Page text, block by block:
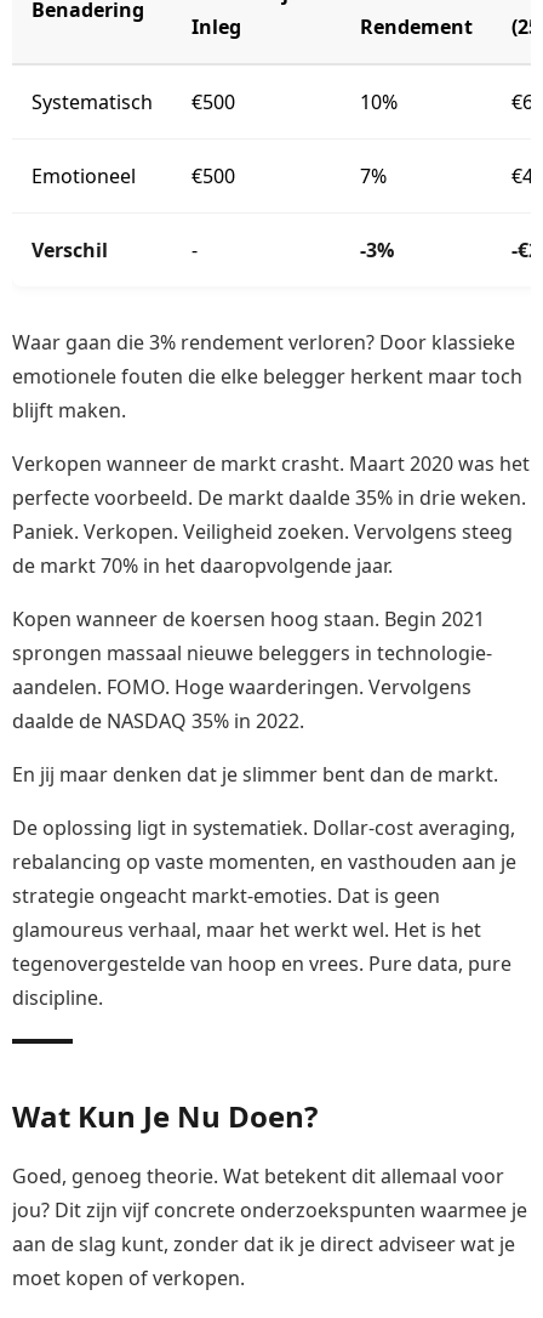
Benadering
Inleg
Rendement
Systematisch €500 10%
Emotioneel €500 7%
Verschil - -3% -
Waar gaan die 3% rendement verloren? Door klassieke
emotionele fouten die elke belegger herkent maar toch
blijft maken.
Verkopen wanneer de markt crasht. Maart 2020 was het
perfecte voorbeeld. De markt daalde 35% in drie weken.
Paniek. Verkopen. Veiligheid zoeken. Vervolgens steeg
de markt 70% in het daaropvolgende jaar.
Kopen wanneer de koersen hoog staan. Begin 2021
sprongen massaal nieuwe beleggers in technologie-
aandelen. FOMO. Hoge waarderingen. Vervolgens
daalde de NASDAQ 35% in 2022.
En jij maar denken dat je slimmer bent dan de markt.
De oplossing ligt in systematiek. Dollar-cost averaging,
rebalancing op vaste momenten, en vasthouden aan je
strategie ongeacht markt-emoties. Dat is geen
glamoureus verhaal, maar het werkt wel. Het is het
tegenovergestelde van hoop en vrees. Pure data, pure
discipline.
Wat Kun Je Nu Doen?
Goed, genoeg theorie. Wat betekent dit allemaal voor
jou? Dit zijn vijf concrete onderzoekspunten waarmee je
aan de slag kunt, zonder dat ik je direct adviseer wat je
moet kopen of verkopen.